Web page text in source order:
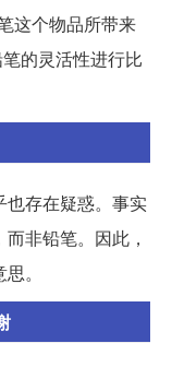
这个物品所带来
的灵活性进行比
也存在疑惑。事实
非铅笔。因此，
。